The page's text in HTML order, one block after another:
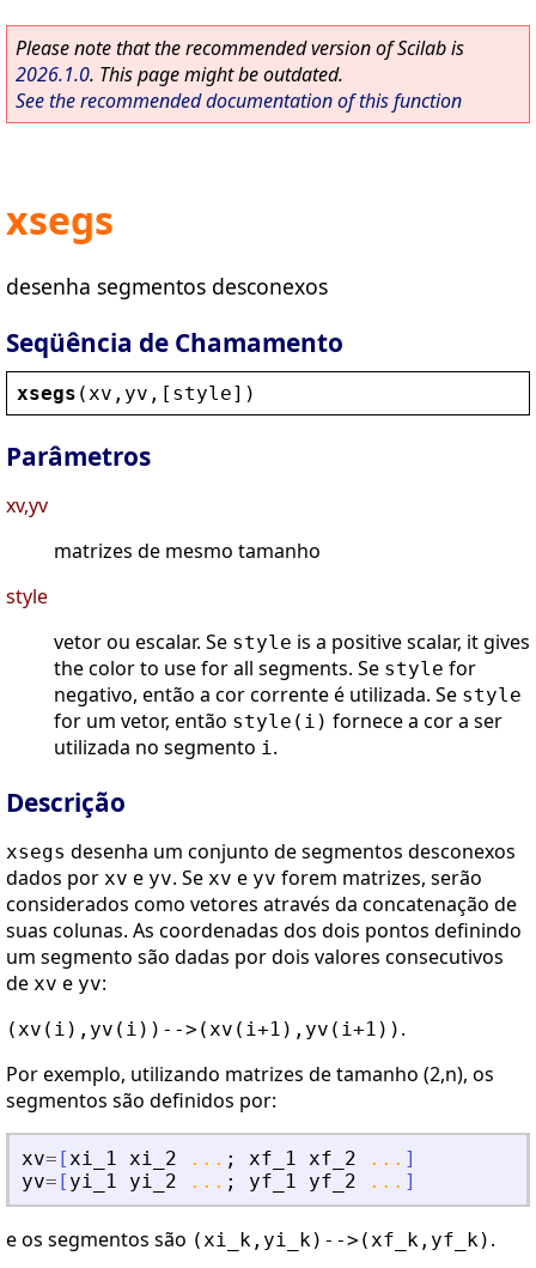
Please note that the recommended version of Scilab is
2026.1.0. This page might be outdated.
See the recommended documentation of this function
xsegs
desenha segmentos desconexos
Seqüência de Chamamento
xsegs ( xv , yv ,[ style])
Parâmetros
xv,yv
matrizes de mesmo tamanho
style
vetor ou escalar. Se style is a positive scalar, it gives
the color to use for all segments. Se style for
negativo, então a cor corrente é utilizada. Se style
for um vetor, então style(i) fornece a cor a ser
utilizada no segmento i.
Descrição
xsegs desenha um conjunto de segmentos desconexos
dados por xv e yv. Se xv e yv forem matrizes, serão
considerados como vetores através da concatenação de
suas colunas. As coordenadas dos dois pontos definindo
um segmento são dadas por dois valores consecutivos
de xv e yv:
(xv(i),yv(i))-->(xv(i+1),yv(i+1)) .
Por exemplo, utilizando matrizes de tamanho (2,n), os
segmentos são definidos por:
xv= [xi_1 xi_2 ... ; xf_1 xf_2 ... ]
yv= [ yi_1 yi_2 ... ; yf_1 yf_2 ... ]
e os segmentos são (xi_k,yi_k)-->(xf_k,yf_k) .